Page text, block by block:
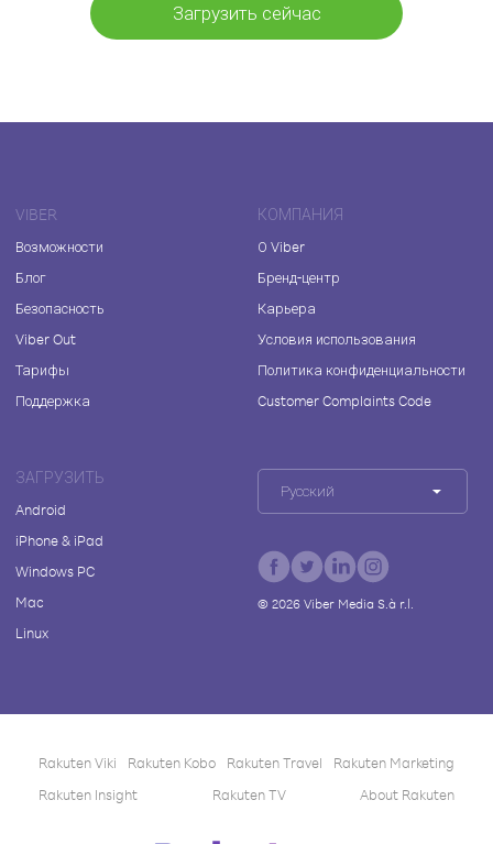
Загрузить сейчас
VIBER
Возможности
Блог
Безопасность
Viber Out
Тарифы
Поддержка
КОМПАНИЯ
О Viber
Бренд-центр
Карьера
Условия использования
Политика конфиденциальности
Customer Complaints Code
ЗАГРУЗИТЬ
Android
iPhone & iPad
Windows PC
Mac
Linux
Русский
© 2026Viber Media S.à r.l.
Rakuten Viki Rakuten Kobo Rakuten Travel
Rakuten Marketing
Rakuten Insight
Rakuten TV About Rakuten